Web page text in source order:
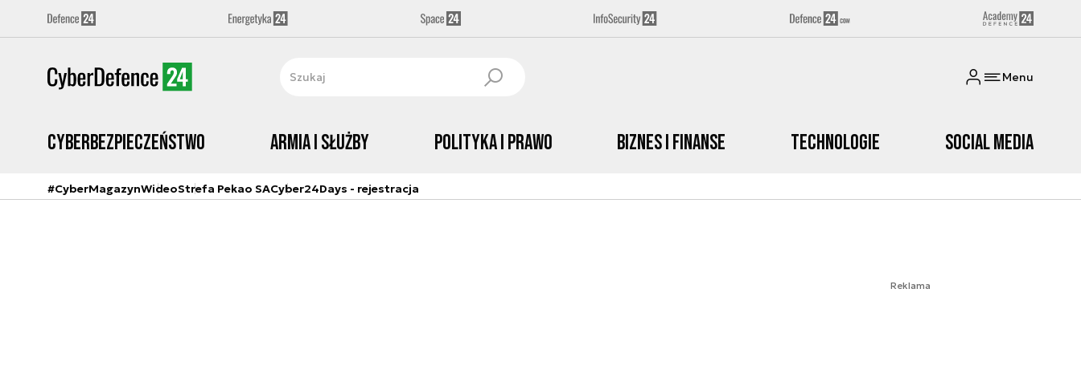
Menu
Cyberbezpieczeństwo Armia i Służby Polityka i prawo Biznes i Finanse Technologie Social media
#CyberMagazynWideoStrefa Pekao SACyber24Days - rejestracja
Reklama